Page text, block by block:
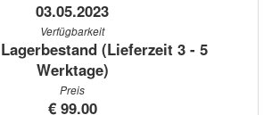
03.05.2023
Verfügbarkeit
(Lieferzeit 3 - 5
Werktage)
Preis
€ 99.00